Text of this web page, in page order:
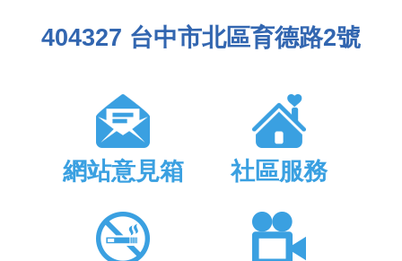
404327 台中市北區育德路2號
網站意見箱 社區服務